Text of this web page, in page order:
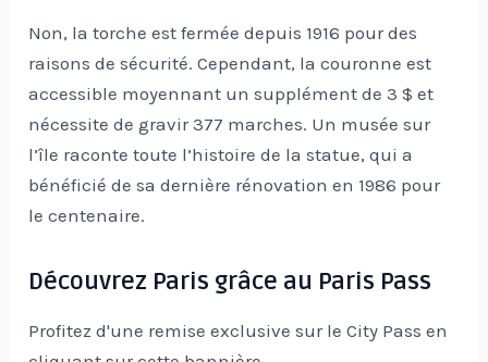
Non, la torche est fermée depuis 1916 pour des
raisons de sécurité. Cependant, la couronne est
accessible moyennant un supplément de 3 $ et
nécessite de gravir 377 marches. Un musée sur
l’île raconte toute l’histoire de la statue, qui a
bénéficié de sa dernière rénovation en 1986 pour
le centenaire.
Découvrez Paris grâce au Paris Pass
Profitez d'une remise exclusive sur le City Pass en